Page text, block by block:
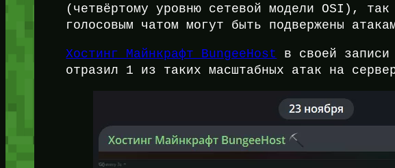
(четвёртому уровню сетевой модели OSI),
голосовым чатом могут быть подвержены
Хостинг Майнкрафт BungeeHost
в своей
отразил 1 из таких масштабных атак на